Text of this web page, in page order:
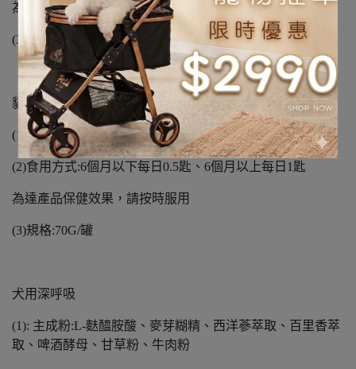
為達產品保健效果，請按時服用
(3)規格:70G/罐
貓用離胺酸
(1)主成分:燕麥粉、左旋離胺酸、麥芽糊精、鮮蝦干貝粉
(2)食用方式:6個月以下每日0.5匙、6個月以上每日1匙
為達產品保健效果，請按時服用
(3)規格:70G/罐
犬用深呼吸
(1): 主成粉:L-麩醯胺酸、麥芽糊精、西洋蔘萃取、百里香萃
取、啤酒酵母、甘草粉、牛肉粉